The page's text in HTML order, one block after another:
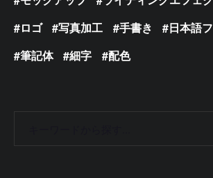
ロゴ
写真加工 手書き
日本語
筆記体
細字 配色